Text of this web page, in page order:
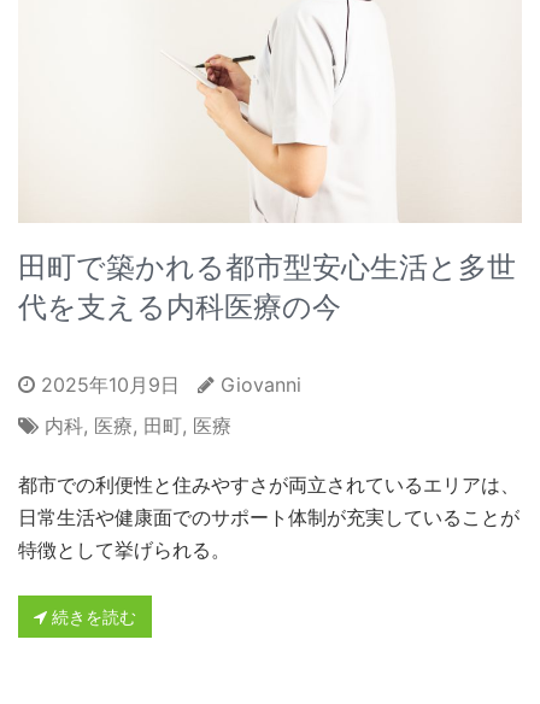
田町で築かれる都市型安心生活と多世
代を支える内科医療の今
2025年10月9日
Giovanni
内科, 医療, 田町, 医療
都市での利便性と住みやすさが両立されているエリアは、
日常生活や健康面でのサポート体制が充実していることが
特徴として挙げられる。
続きを読む